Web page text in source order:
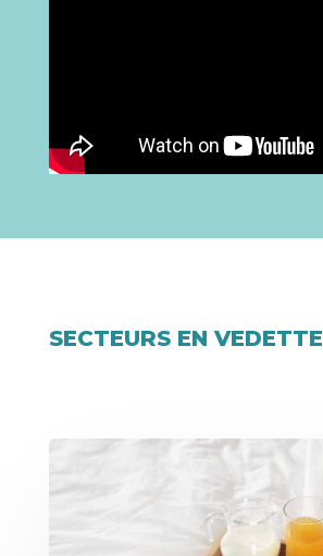
SECTEURS EN VEDETTE